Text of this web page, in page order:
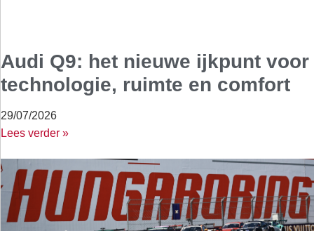
Audi Q9: het nieuwe ijkpunt voor
technologie, ruimte en comfort
29/07/2026
Lees verder »